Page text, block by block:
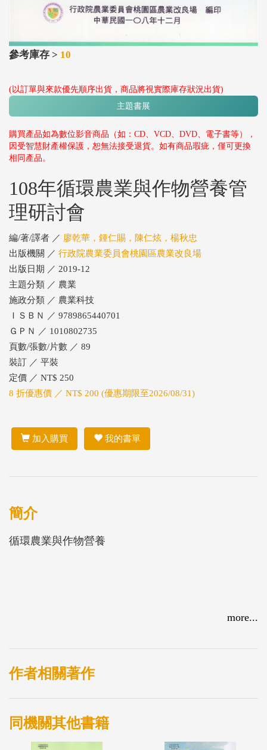
參考庫存 > 10
(以訂單與來款優先順序出貨，商品將視實際庫存狀況出貨)
主題書展
購買產品如為數位影音商品（如：CD、VCD、DVD、電子書等），
因受智慧財產權保護，恕無法接受退貨。如有商品瑕疵，僅可更換
相同產品。
108年循環農業與作物營養管
理研討會
編/著/譯者 ／ 廖乾華，鍾仁賜，陳仁炫，楊秋忠
出版機關 ／ 行政院農業委員會桃園區農業改良場
出版日期 ／ 2019-12
主題分類 ／ 農業
施政分類 ／ 農業科技
ＩＳＢＮ ／ 9789865440701
ＧＰＮ ／ 1010802735
頁數/張數/片數 ／ 89
裝訂 ／ 平裝
定價 ／ NT$ 250
8 折優惠價 ／ NT$ 200 (優惠期限至2026/08/31)
加入購買 我的書單
簡介
循環農業與作物營養
more...
作者相關著作
同機關其他書籍